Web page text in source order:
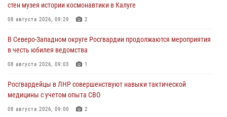
стен музея истории космонавтики в Калуге
08 августа 2026, 09:29 2
В Северо-Западном округе Росгвардии продолжаются мероприятия
в честь юбилея ведомства
08 августа 2026, 09:03 1
Росгвардейцы в ЛНР совершенствуют навыки тактической
медицины с учетом опыта СВО
08 августа 2026, 09:00 2